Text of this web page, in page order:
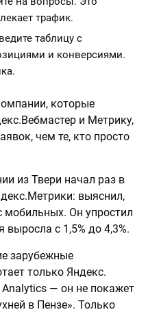
трафик.
таблицу с
и конверсиями.
которые
и Метрику,
чем те, кто просто
из Твери начал раз в
выяснил,
мобильных. Он упростил
с 1,5% до 4,3%.
зарубежные
только Яндекс.
— он не покажет
в Пензе». Только